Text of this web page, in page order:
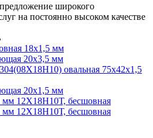
широкого
на постоянно высоком качестве
18х1,5 мм
20х3,5 мм
овальная 75х42х1,5
20х1,5 мм
мм 12Х18Н10Т, бесшовная
мм 12Х18Н10Т, бесшовная